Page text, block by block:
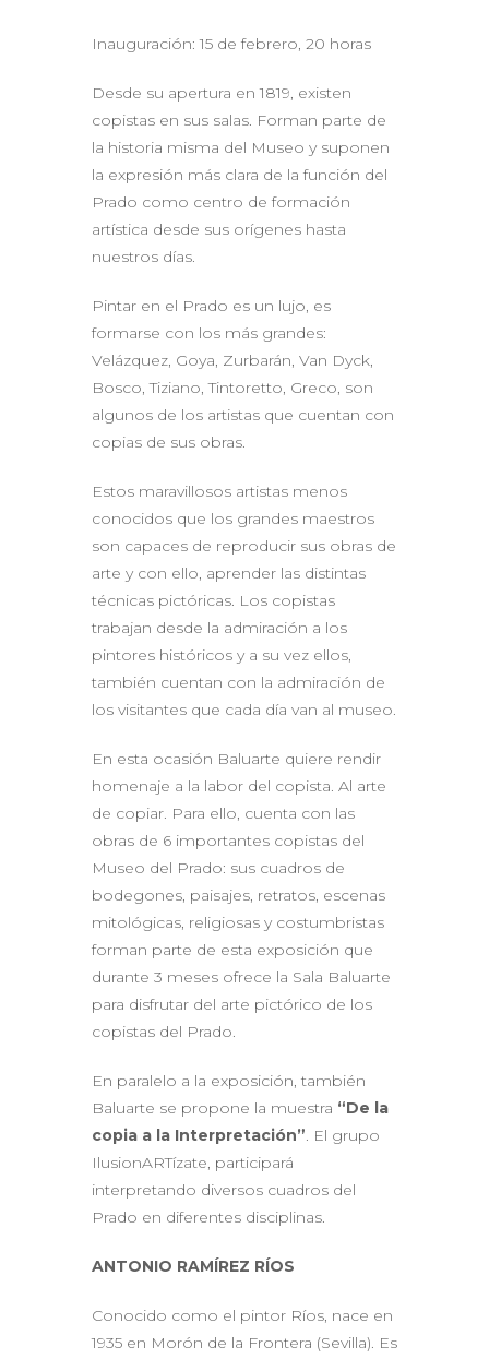
Inauguración: 15 de febrero, 20 horas
Desde su apertura en 1819, existen
copistas en sus salas. Forman parte de
la historia misma del Museo y suponen
la expresión más clara de la función del
Prado como centro de formación
artística desde sus orígenes hasta
nuestros días.
Pintar en el Prado es un lujo, es
formarse con los más grandes:
Velázquez, Goya, Zurbarán, Van Dyck,
Bosco, Tiziano, Tintoretto, Greco, son
algunos de los artistas que cuentan con
copias de sus obras.
Estos maravillosos artistas menos
conocidos que los grandes maestros
son capaces de reproducir sus obras de
arte y con ello, aprender las distintas
técnicas pictóricas. Los copistas
trabajan desde la admiración a los
pintores históricos y a su vez ellos,
también cuentan con la admiración de
los visitantes que cada día van al museo.
En esta ocasión Baluarte quiere rendir
homenaje a la labor del copista. Al arte
de copiar. Para ello, cuenta con las
obras de 6 importantes copistas del
Museo del Prado: sus cuadros de
bodegones, paisajes, retratos, escenas
mitológicas, religiosas y costumbristas
forman parte de esta exposición que
durante 3 meses ofrece la Sala Baluarte
para disfrutar del arte pictórico de los
copistas del Prado.
En paralelo a la exposición, también
Baluarte se propone la muestra “De la
copia a la Interpretación”. El grupo
IlusionARTízate, participará
interpretando diversos cuadros del
Prado en diferentes disciplinas.
ANTONIO RAMÍREZ RÍOS
Conocido como el pintor Ríos, nace en
1935 en Morón de la Frontera (Sevilla). Es